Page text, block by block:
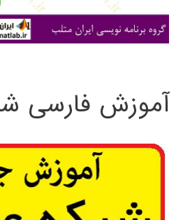
ی
آموزش فارسی